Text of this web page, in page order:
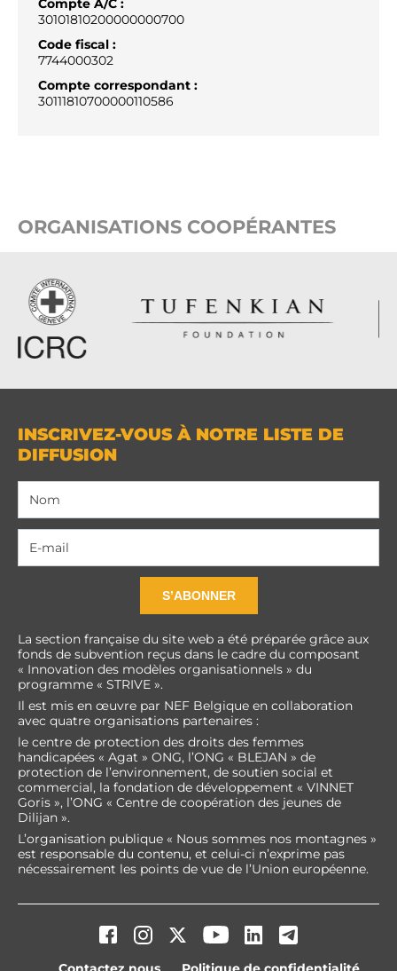
Compte A/C :
30101810200000000700
Code fiscal :
7744000302
Compte correspondant :
30111810700000110586
ORGANISATIONS COOPÉRANTES
INSCRIVEZ-VOUS À NOTRE LISTE DE
DIFFUSION
S’ABONNER
La section française du site web a été préparée grâce aux
fonds de subvention reçus dans le cadre du composant
« Innovation des modèles organisationnels » du
programme « STRIVE ».
Il est mis en œuvre par NEF Belgique en collaboration
avec quatre organisations partenaires :
le centre de protection des droits des femmes
handicapées « Agat » ONG, l’ONG « BLEJAN » de
protection de l’environnement, de soutien social et
commercial, la fondation de développement « VINNET
Goris », l’ONG « Centre de coopération des jeunes de
Dilijan ».
L’organisation publique « Nous sommes nos montagnes »
est responsable du contenu, et celui-ci n’exprime pas
nécessairement les points de vue de l’Union européenne.